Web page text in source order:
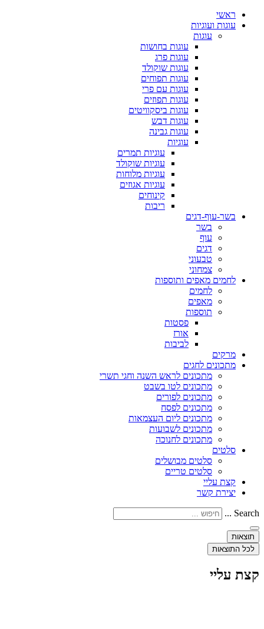
ראשי
עוגות ועוגיות
עוגות
עוגות בחושות
עוגות פרג
עוגות שוקולד
עוגות תפוחים
עוגות עם פרי
עוגות תפוזים
עוגות ביסקוויטים
עוגות דבש
עוגות גבינה
עוגיות
עוגיות תמרים
עוגיות שוקולד
עוגיות מלוחות
עוגיות אגוזים
קינוחים
ריבות
בשר-עוף-דגים
בשר
עוף
דגים
טבעוני
צמחוני
לחמים מאפים ותוספות
לחמים
מאפים
תוספות
פסטות
אורז
לביבות
מרקים
מתכונים לחגים
מתכונים לראש השנה וחגי תשרי
מתכונים לטו בשבט
מתכונים לפורים
מתכונים לפסח
מתכונים ליום העצמאות
מתכונים לשבועות
מתכונים לחנוכה
סלטים
סלטים מבושלים
סלטים טריים
קצת עליי
יצירת קשר
Search ...
תוצאות
לכל התוצאות
קצת עליי